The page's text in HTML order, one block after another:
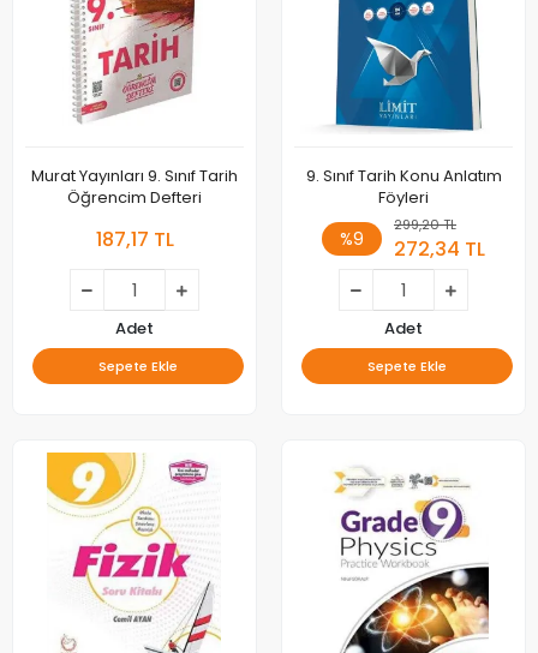
Murat Yayınları 9. Sınıf Tarih
Öğrencim Defteri
187,17 TL
Adet
Sepete Ekle
9. Sınıf Tarih Konu Anlatım
Föyleri
%9
299,20 TL
272,34 TL
Adet
Sepete Ekle